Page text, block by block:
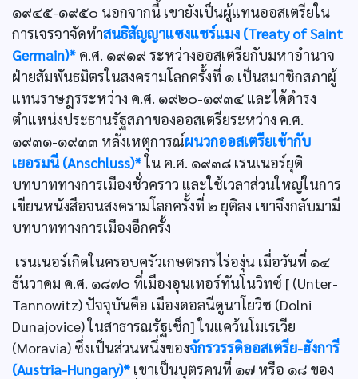
๑๙๔๕-๑๙๕๐ นอกจากนี้ เขายังเป็นผู้แทนออสเตรียใน
การเจรจาจัดทำสนธิสัญญาแซงแชร์แมง (Treaty of Saint
Germain)* ค.ศ. ๑๙๑๙ ระหว่างออสเตรียกับมหาอำนาจ
ฝ่ายสัมพันธมิตรในสงครามโลกครั้งที่ ๑ เป็นสมาชิกสภาผู้
แทนราษฎรระหว่าง ค.ศ. ๑๙๒๐-๑๙๓๔ และได้ดำรง
ตำแหน่งประธานรัฐสภาของออสเตรียระหว่าง ค.ศ.
๑๙๓๑-๑๙๓๓ หลังเหตุการณ์ผนวกออสเตรียเข้ากับ
เยอรมนี (Anschluss)*ใน ค.ศ. ๑๙๓๘ เรนเนอร์ยุติ
บทบาททางการเมืองชั่วคราว และใช้เวลาส่วนใหญ่ในการ
เขียนหนังสือจนสงครามโลกครั้งที่ ๒ ยุติลง เขาจึงกลับมามี
บทบาททางการเมืองอีกครั้ง
เรนเนอร์เกิดในครอบครัวเกษตรกรไร่องุ่น เมื่อวันที่ ๑๔
ธันวาคม ค.ศ. ๑๘๗๐ ที่เมืองอุนเทอร์ทันโนวิทซ์ [ (Unter-
Tannowitz) ปัจจุบันคือ เมืองดอลนีดูนาโยวิช (Dolni
Dunajovice) ในสาธารณรัฐเช็ก] ในแคว้นโมเรเวีย
(Moravia) ซึ่งเป็นส่วนหนึ่งของจักรวรรดิออสเตรีย-ฮังการี
(Austria-Hungary)* เขาเป็นบุตรคนที่ ๑๗ หรือ ๑๘ ของ